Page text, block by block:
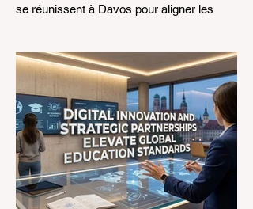
se réunissent à Davos pour aligner les
l'intégration technologique et la croissance
inclusive. Le paysage de l'
#éducation_mondiale connaît actuellement
une transformation monumentale. Le 4
août 2026, des experts internationaux, des
décideurs politiques et des innovateurs en
#technologies_éducatives se sont réunis
au Centre des Congrès de Davos pour
aborder les défis et